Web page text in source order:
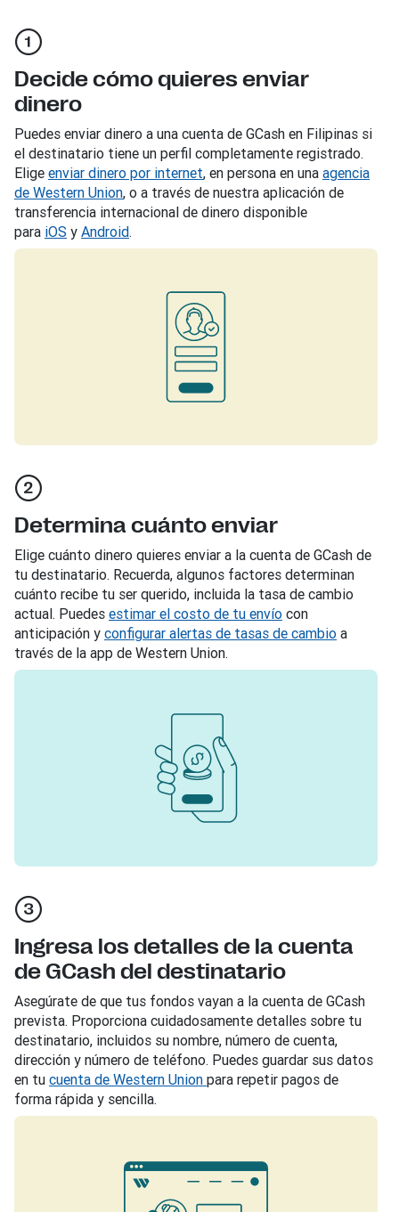
Decide cómo quieres enviar
dinero
Puedes enviar dinero a una cuenta de GCash en Filipinas si
el destinatario tiene un perfil completamente registrado.
Elige enviar dinero por internet, en persona en una agencia
de Western Union, o a través de nuestra aplicación de
transferencia internacional de dinero disponible
para iOS y Android.
Determina cuánto enviar
Elige cuánto dinero quieres enviar a la cuenta de GCash de
tu destinatario. Recuerda, algunos factores determinan
cuánto recibe tu ser querido, incluida la tasa de cambio
actual. Puedes estimar el costo de tu envío con
anticipación y configurar alertas de tasas de cambio a
través de la app de Western Union.
Ingresa los detalles de la cuenta
de GCash del destinatario
Asegúrate de que tus fondos vayan a la cuenta de GCash
prevista. Proporciona cuidadosamente detalles sobre tu
destinatario, incluidos su nombre, número de cuenta,
dirección y número de teléfono. Puedes guardar sus datos
en tu cuenta de Western Union para repetir pagos de
forma rápida y sencilla.